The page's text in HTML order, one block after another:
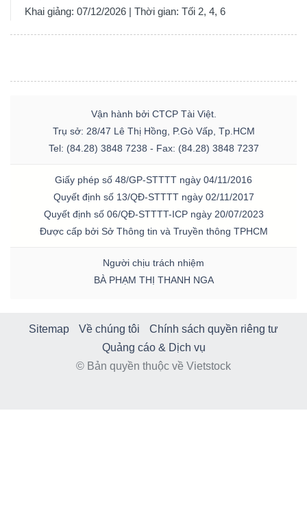
Khai giảng: 07/12/2026 | Thời gian: Tối 2, 4, 6
Vận hành bởi CTCP Tài Việt.
Trụ sở: 28/47 Lê Thị Hồng, P.Gò Vấp, Tp.HCM
Tel: (84.28) 3848 7238 - Fax: (84.28) 3848 7237
Giấy phép số 48/GP-STTTT ngày 04/11/2016
Quyết định số 13/QĐ-STTTT ngày 02/11/2017
Quyết định số 06/QĐ-STTTT-ICP ngày 20/07/2023
Được cấp bởi Sở Thông tin và Truyền thông TPHCM
Người chịu trách nhiệm
BÀ PHẠM THỊ THANH NGA
Sitemap Về chúng tôi
Chính sách quyền riêng tư
Quảng cáo & Dịch vụ
© Bản quyền thuộc về Vietstock